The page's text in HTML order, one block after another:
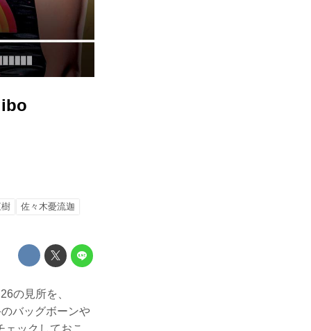
佐々木憂流迦
の見所を、
バッグボーンや
ックしておこ